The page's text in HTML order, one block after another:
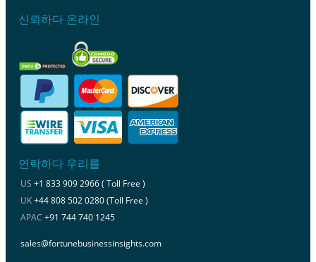
신뢰하다 온라인
연락하다 우리를
US +1 833 909 2966 ( Toll Free )
UK+44 808 502 0280 (Toll Free )
APAC +91 744 740 1245
sales@fortunebusinessinsights.com